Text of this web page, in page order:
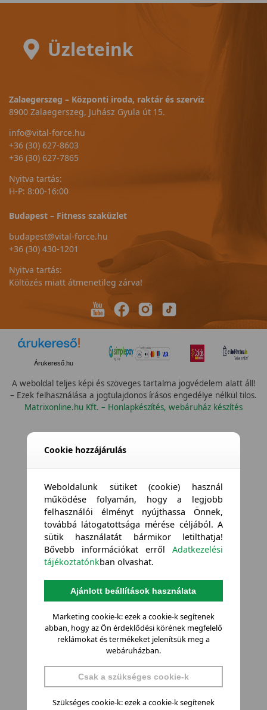
Üzleteink
Zalaegerszeg – Központi iroda, raktár és szerviz
8900 Zalaegerszeg, Juhász Gyula út 15.
info@vital-force.hu
+36 (30) 627-8603
+36 (30) 627-7865
Nyitva tartás:
H-P: 8:00-16:00
Budapest – Fitness szaküzlet
budapest@vital-force.hu
+36 (30) 430-1201
Nyitva tartás:
Költözés miatt átmenetileg zárva!
Árukereső.hu
A weboldal teljes képi és szöveges tartalma jogvédelem alatt áll!
– Ezek felhasználása a jogtulajdonos írásos engedélye nélkül tilos.
Matrixonline.hu Kft. – Honlapkészítés, webáruház készítés
Cookie hozzájárulás
Weboldalunk sütiket (cookie) használ
működése folyamán, hogy a legjobb
felhasználói élményt nyújthassa Önnek,
továbbá látogatottsága mérése céljából. A
sütik használatát bármikor letilthatja!
Bővebb információkat errőlAdatkezelési
tájékoztatónkban olvashat.
Ajánlott beállítások használata
Marketing cookie-k: ezek a cookie-k segítenek
abban, hogy az Ön érdeklődési körének megfelelő
reklámokat és termékeket jelenítsük meg a
webáruházban.
Csak a szükséges cookie-k
Szükséges cookie-k: ezek a cookie-k segítenek